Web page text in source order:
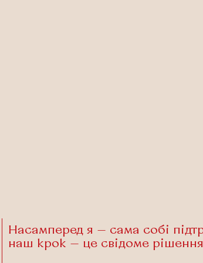
Насамперед я — сама собі
наш крок — це свідоме